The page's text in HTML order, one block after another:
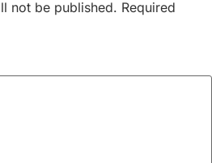
not be published. Required